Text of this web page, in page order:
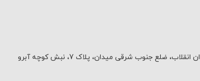
ضلع جنوب شرقی میدان، پلاک 7، نبش کوچه آبرو